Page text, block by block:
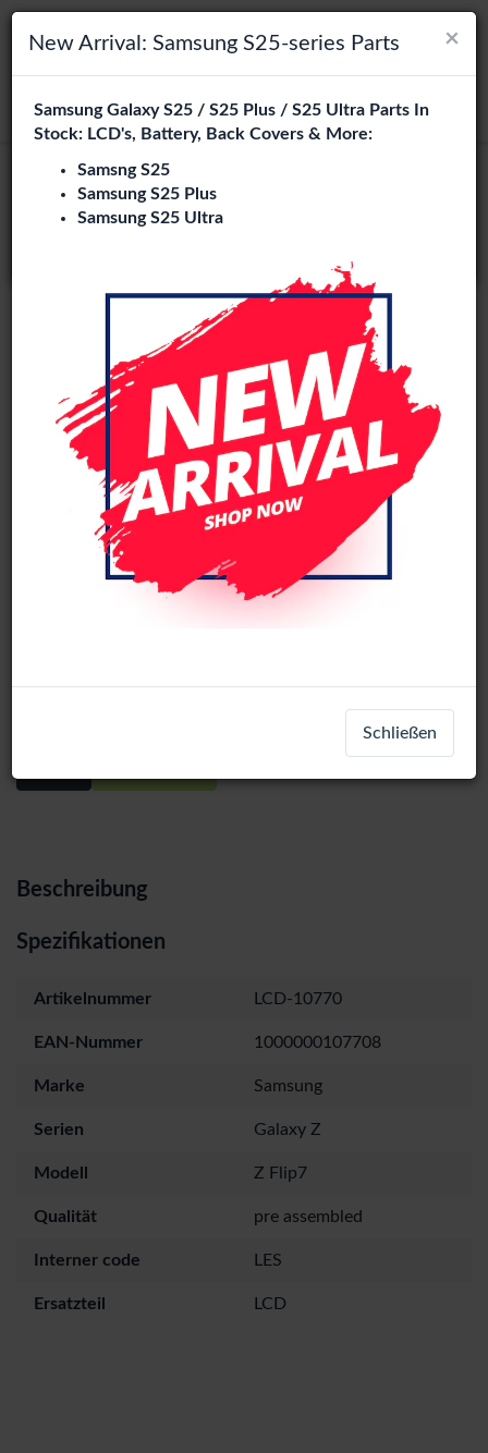
×
Wählen Sie Ihre Sprache
Es sieht so aus, als wären Sie in Vereinigte Staaten
Besuchen Sie
Navigation umschalten
suchen
Login
pre assembled
Beschreibung
Spezifikationen
Artikelnummer LCD-10770
EAN-Nummer 1000000107708
Marke Samsung
Serien Galaxy Z
Modell Z Flip7
Qualität pre assembled
Interner code LES
Ersatzteil LCD
×
New Arrival: Samsung S25-series Parts
Samsung Galaxy S25 / S25 Plus / S25 Ultra Parts In
Stock: LCD's, Battery, Back Covers & More:
Samsng S25
Samsung S25 Plus
Samsung S25 Ultra
Schließen